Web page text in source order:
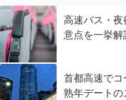
高速バス・夜
意点を一挙解
首都高速で
熟年デートの